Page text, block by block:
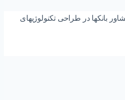
بانکها در طراحی تکنولوژیهای